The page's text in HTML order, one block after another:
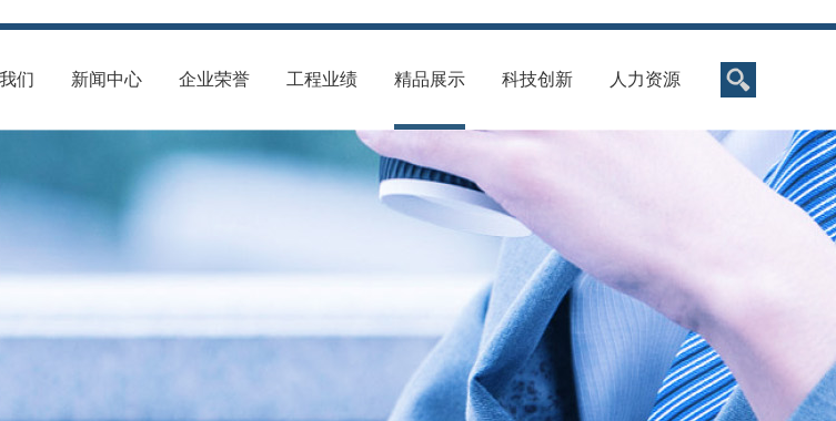
们 新闻中心 企业荣誉 工程业绩 精品展示 科技创新 人力资源